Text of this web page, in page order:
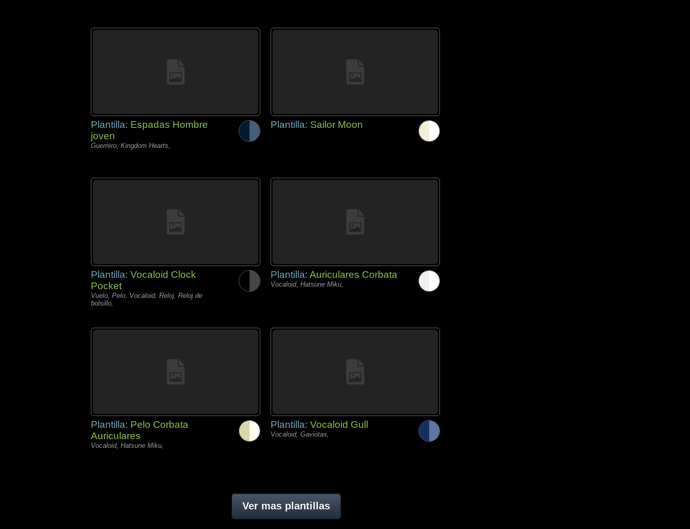
Plantilla: Espadas Hombre
joven
Guerrero, Kingdom Hearts,
Plantilla: Sailor Moon
Plantilla: Vocaloid Clock
Pocket
Vuelo, Pelo, Vocaloid, Reloj, Reloj de
bolsillo,
Plantilla: Auriculares Corbata
Vocaloid, Hatsune Miku,
Plantilla: Pelo Corbata
Auriculares
Vocaloid, Hatsune Miku,
Plantilla: Vocaloid Gull
Vocaloid, Gaviotas,
Ver mas plantillas